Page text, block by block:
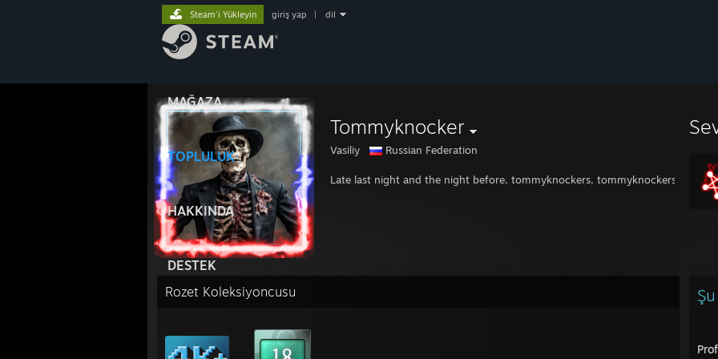
MAĞAZA
TOPLULUK
HAKKINDA
DESTEK
Steam'i Yükleyin giriş yap dil
Tommyknocker
Vasiliy Russian Federation
Late last night and the night before, tommyknockers, tommyknockers
Rozet Koleksiyoncusu